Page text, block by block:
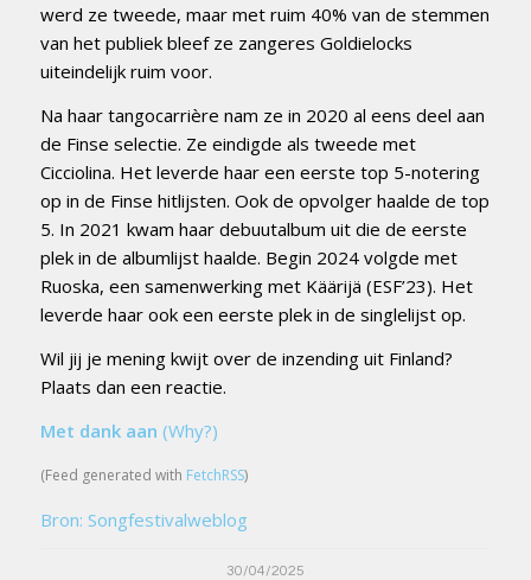
werd ze tweede, maar met ruim 40% van de stemmen
van het publiek bleef ze zangeres Goldielocks
uiteindelijk ruim voor.
Na haar tangocarrière nam ze in 2020 al eens deel aan
de Finse selectie. Ze eindigde als tweede met
Cicciolina. Het leverde haar een eerste top 5-notering
op in de Finse hitlijsten. Ook de opvolger haalde de top
5. In 2021 kwam haar debuutalbum uit die de eerste
plek in de albumlijst haalde. Begin 2024 volgde met
Ruoska, een samenwerking met Käärijä (ESF’23). Het
leverde haar ook een eerste plek in de singlelijst op.
Wil jij je mening kwijt over de inzending uit Finland?
Plaats dan een reactie.
Met dank aan (Why?)
(Feed generated with FetchRSS)
Bron: Songfestivalweblog
30/04/2025